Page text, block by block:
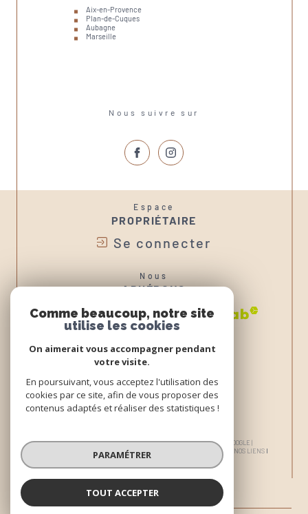
Aix-en-Provence
Plan-de-Cuques
Aubagne
Marseille
Nous suivre sur
Espace
PROPRIÉTAIRE
Se connecter
Nous
ADHÉRONS
© 2026 | TOUS DROITS RÉSERVÉS | TRADUCTION POWERED BY GOOGLE |
PLAN DU SITE MENTIONS LÉGALES ADMIN
NOS LIENS
POLITIQUE RGPD
Comme beaucoup, notre site
utilise les cookies
On aimerait vous accompagner pendant
votre visite.
En poursuivant, vous acceptez l'utilisation des
cookies par ce site, afin de vous proposer des
contenus adaptés et réaliser des statistiques !
PARAMÉTRER
TOUT ACCEPTER